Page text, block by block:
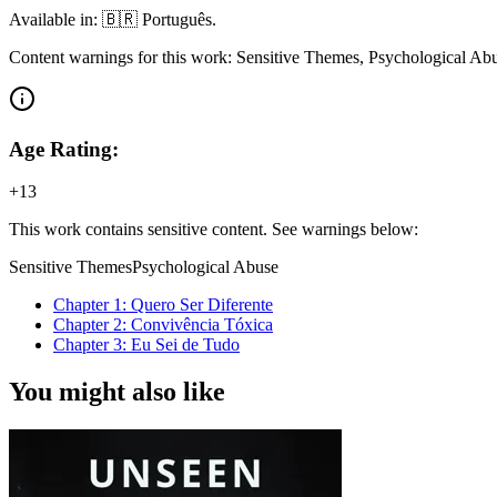
Available in: 🇧🇷 Português.
Content warnings for this work: Sensitive Themes, Psychological
Age Rating:
+13
This work contains sensitive content. See warnings below:
Sensitive ThemesPsychological Abuse
Chapter 1 : Quero Ser Diferente
Chapter 2: Convivência Tóxica
Chapter3: Eu Sei de Tudo
You might also like